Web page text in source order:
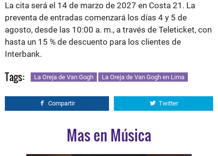
La cita será el 14 de marzo de 2027 en Costa 21. La
preventa de entradas comenzará los días 4 y 5 de
agosto, desde las 10:00 a. m., a través de Teleticket, con
hasta un 15 % de descuento para los clientes de
Interbank.
Tags: La Oreja de Van Gogh La Oreja de Van Gogh en Lima
Compartir Twitter
Mas en Música